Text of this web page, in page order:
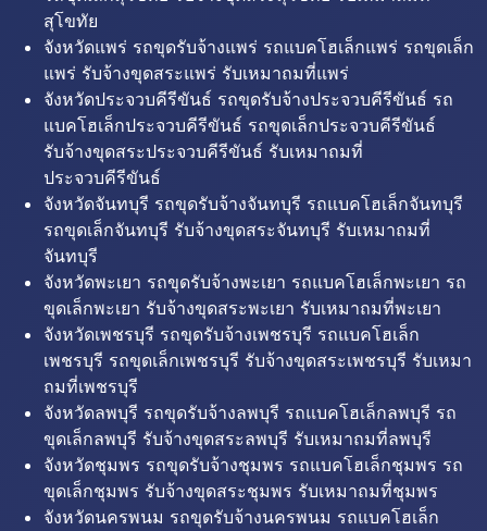
สุโขทัย
จังหวัดแพร่ รถขุดรับจ้างแพร่ รถแบคโฮเล็กแพร่ รถขุดเล็ก
แพร่ รับจ้างขุดสระแพร่ รับเหมาถมที่แพร่
จังหวัดประจวบคีรีขันธ์ รถขุดรับจ้างประจวบคีรีขันธ์ รถ
แบคโฮเล็กประจวบคีรีขันธ์ รถขุดเล็กประจวบคีรีขันธ์
รับจ้างขุดสระประจวบคีรีขันธ์ รับเหมาถมที่
ประจวบคีรีขันธ์
จังหวัดจันทบุรี รถขุดรับจ้างจันทบุรี รถแบคโฮเล็กจันทบุรี
รถขุดเล็กจันทบุรี รับจ้างขุดสระจันทบุรี รับเหมาถมที่
จันทบุรี
จังหวัดพะเยา รถขุดรับจ้างพะเยา รถแบคโฮเล็กพะเยา รถ
ขุดเล็กพะเยา รับจ้างขุดสระพะเยา รับเหมาถมที่พะเยา
จังหวัดเพชรบุรี รถขุดรับจ้างเพชรบุรี รถแบคโฮเล็ก
เพชรบุรี รถขุดเล็กเพชรบุรี รับจ้างขุดสระเพชรบุรี รับเหมา
ถมที่เพชรบุรี
จังหวัดลพบุรี รถขุดรับจ้างลพบุรี รถแบคโฮเล็กลพบุรี รถ
ขุดเล็กลพบุรี รับจ้างขุดสระลพบุรี รับเหมาถมที่ลพบุรี
จังหวัดชุมพร รถขุดรับจ้างชุมพร รถแบคโฮเล็กชุมพร รถ
ขุดเล็กชุมพร รับจ้างขุดสระชุมพร รับเหมาถมที่ชุมพร
จังหวัดนครพนม รถขุดรับจ้างนครพนม รถแบคโฮเล็ก